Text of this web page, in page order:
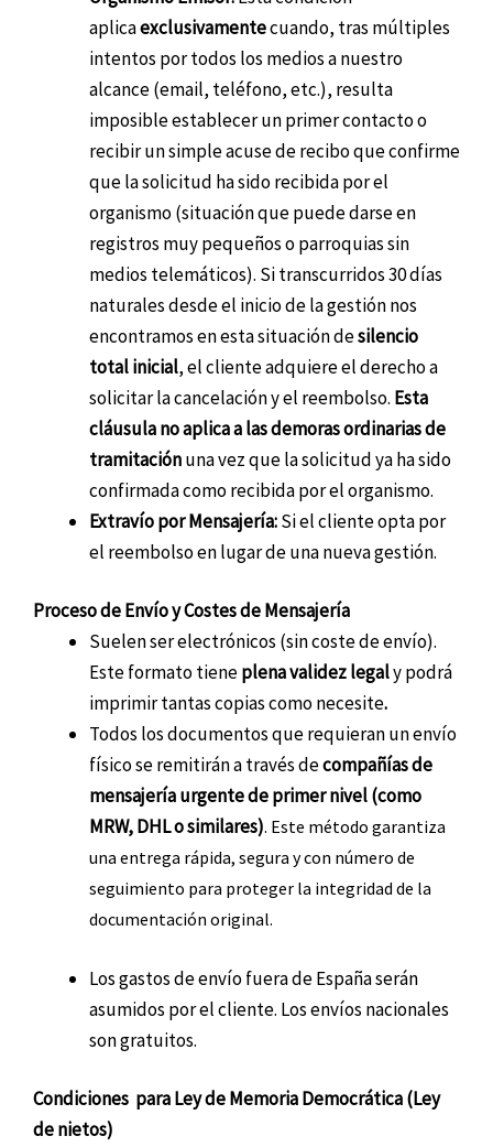
aplicaexclusivamentecuando, tras múltiples
intentos por todos los medios a nuestro
alcance (email, teléfono, etc.), resulta
imposible establecer un primer contacto o
recibir un simple acuse de recibo que confirme
que la solicitud ha sido recibida por el
organismo (situación que puede darse en
registros muy pequeños o parroquias sin
medios telemáticos). Si transcurridos 30 días
naturales desde el inicio de la gestión nos
encontramos en esta situación desilencio
total inicial, el cliente adquiere el derecho a
solicitar la cancelación y el reembolso. Esta
cláusula no aplica a las demoras ordinarias de
tramitaciónuna vez que la solicitud ya ha sido
confirmada como recibida por el organismo.
Extravío por Mensajería:Si el cliente opta por
el reembolso en lugar de una nueva gestión.
Proceso de Envío y Costes de Mensajería
Suelen ser electrónicos (sin coste de envío).
Este formato tieneplena validez legaly podrá
imprimir tantas copias como necesite.
Todos los documentos que requieran un envío
físico se remitirán a través decompañías de
mensajería urgente de primer nivel (como
MRW, DHL o similares). Este método garantiza
una entrega rápida, segura y con número de
seguimiento para proteger la integridad de la
documentación original.
Los gastos de envío fuera de España serán
asumidos por el cliente. Los envíos nacionales
son gratuitos.
Condiciones para Ley de Memoria Democrática (Ley
de nietos)